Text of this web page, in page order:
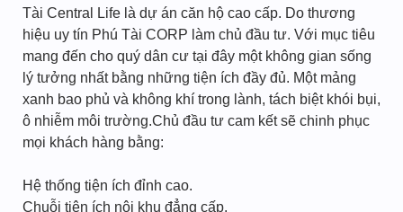
Tài Central Life là dự án căn hộ cao cấp. Do thương
hiệu uy tín Phú Tài CORP làm chủ đầu tư. Với mục tiêu
mang đến cho quý dân cư tại đây một không gian sống
lý tưởng nhất bằng những tiện ích đầy đủ. Một mảng
xanh bao phủ và không khí trong lành, tách biệt khói bụi,
ô nhiễm môi trường.Chủ đầu tư cam kết sẽ chinh phục
mọi khách hàng bằng:
Hệ thống tiện ích đỉnh cao.
Chuỗi tiện ích nội khu đẳng cấp.